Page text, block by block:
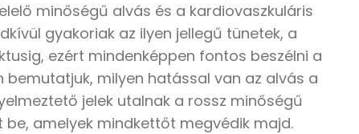
minőségű alvás és a kardiovaszkuláris
gyakoriak az ilyen jellegű tünetek, a
ezért mindenképpen fontos beszélni a
bemutatjuk, milyen hatással van az alvás a
jelek utalnak a rossz minőségű
amelyek mindkettőt megvédik majd.